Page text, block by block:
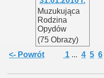
Muzukująca
Rodzina
Opydów
(75 Obrazy)
<- Powrót 1 ... 4 5 6